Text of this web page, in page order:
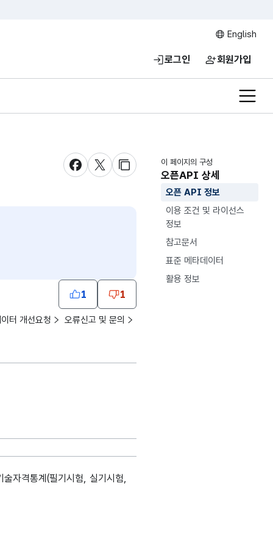
English
로그인 회원가입
전체
새창 열림새창 열림새창 열림
1 1
이 페이지의 구성
오픈API 상세
오픈 API 정보
이용 조건 및 라이선스
정보
참고문서
표준 메타데이터
활용 정보
터 개선요청 오류신고 및 문의
자격통계(필기시험, 실기시험,